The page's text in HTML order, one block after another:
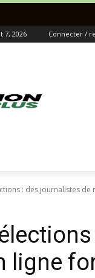
7, 2026 Connecter /
: des journalistes de
ligne